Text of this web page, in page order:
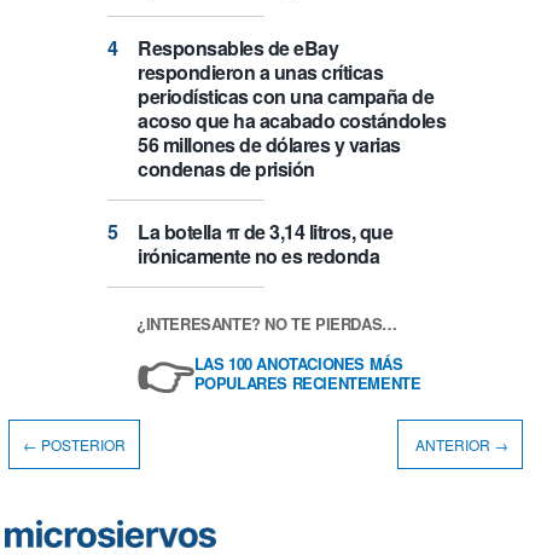
Responsables de eBay
respondieron a unas críticas
periodísticas con una campaña de
acoso que ha acabado costándoles
56 millones de dólares y varias
condenas de prisión
La botella π de 3,14 litros, que
irónicamente no es redonda
¿INTERESANTE? NO TE PIERDAS…
👉LAS 100 ANOTACIONES MÁS
POPULARES RECIENTEMENTE
← POSTERIOR ANTERIOR →